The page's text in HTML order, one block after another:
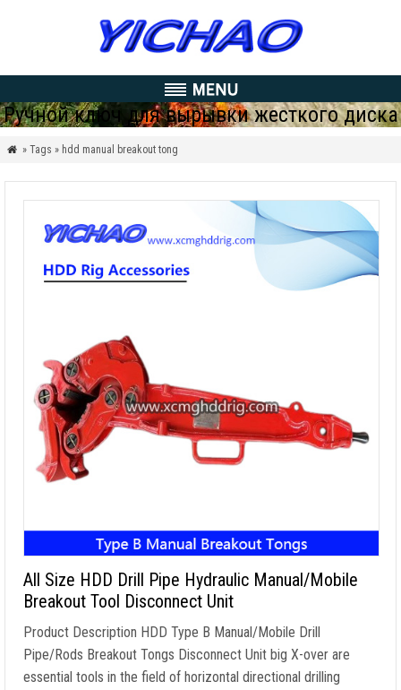
Ручной ключ для вырывки жесткого диска
 » Tags » hdd manual breakout tong
All Size HDD Drill Pipe Hydraulic Manual/Mobile
Breakout Tool Disconnect Unit
Product Description HDD Type B Manual/Mobile Drill
Pipe/Rods Breakout Tongs Disconnect Unit big X-over are
essential tools in the field of horizontal directional drilling